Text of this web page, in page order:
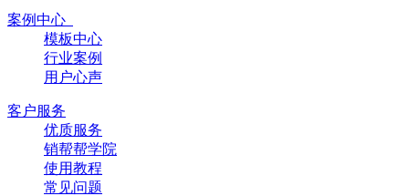
案例中心
模板中心
行业案例
用户心声
客户服务
优质服务
销帮帮学院
使用教程
常见问题